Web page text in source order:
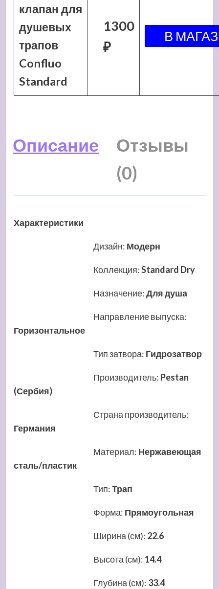
клапан для
душевых
трапов
Confluo
Standard
1300
₽
Описание
Отзывы
(0)
Характеристики
Дизайн: Модерн
Коллекция:Standard Dry
Назначение:Для душа
Направление выпуска:
Горизонтальное
Тип затвора: Гидрозатвор
Производитель: Pestan
(Сербия)
Страна производитель:
Германия
Материал: Нержавеющая
сталь/пластик
Тип:Трап
Форма: Прямоугольная
Ширина (см): 22.6
Высота (см): 14.4
Глубина (см): 33.4